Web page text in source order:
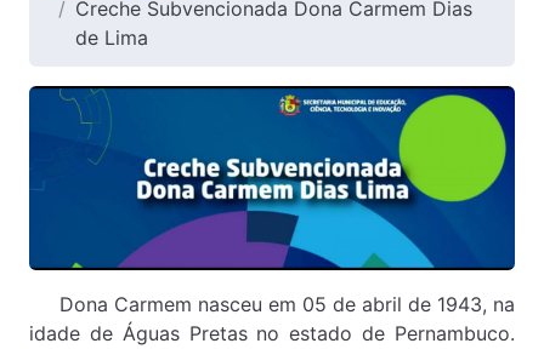
Creche Subvencionada Dona Carmem Dias
de Lima
Dona Carmem nasceu em 05 de abril de 1943, na
idade de Águas Pretas no estado de Pernambuco.